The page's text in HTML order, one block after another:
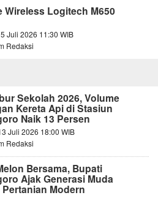
Wireless Logitech M650
Juli 2026 11:30 WIB
Redaksi
Sekolah 2026, Volume
Kereta Api di Stasiun
Naik 13 Persen
Juli 2026 18:00 WIB
Redaksi
Bersama, Bupati
Ajak Generasi Muda
Modern